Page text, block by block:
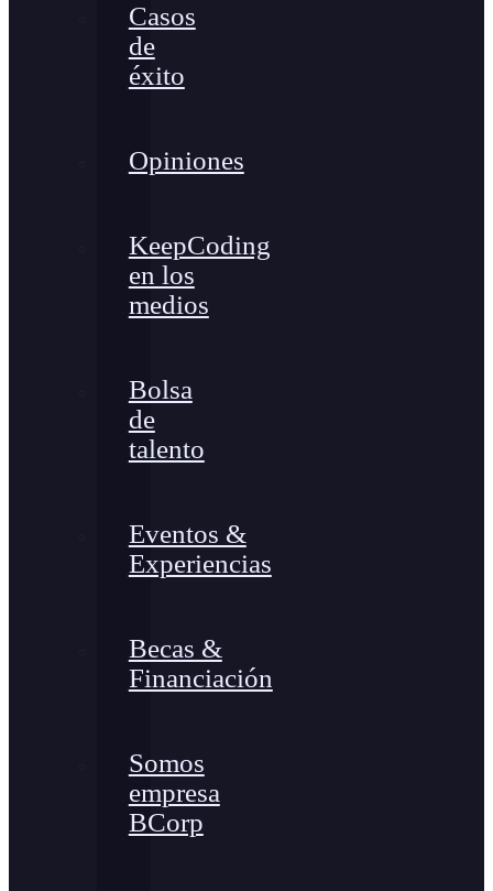
Casos
de
éxito
Opiniones
KeepCoding
en los
medios
Bolsa
de
talento
Eventos &
Experiencias
Becas &
Financiación
Somos
empresa
BCorp